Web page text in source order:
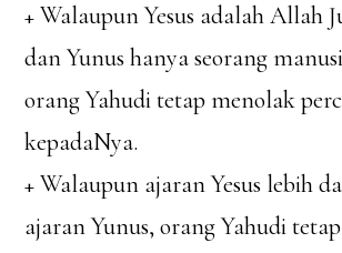
+ Walaupun Yesus adalah Allah
dan Yunus hanya seorang
orang Yahudi tetap menolak
kepadaNya.
+ Walaupun ajaran Yesus lebih
ajaran Yunus, orang Yahudi